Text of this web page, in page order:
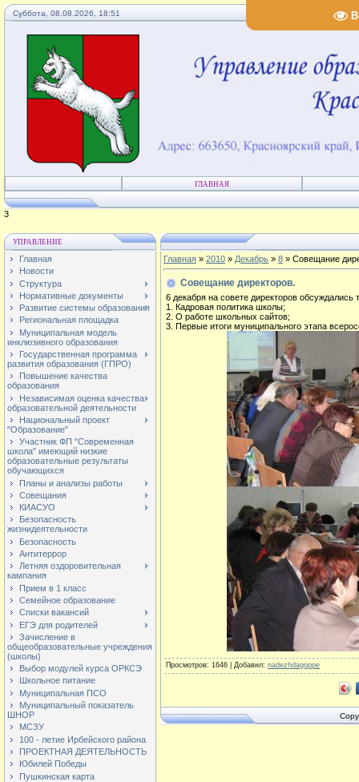
Суббота, 08.08.2026, 18:51
ГЛАВНАЯ
4
УПРАВЛЕНИЕ
Главная
Новости
Структура
Нормативные документы
Развитие системы образования
Региональная площадка
Муниципальная модель
инклюзивного образования
Государственная программа
развития образования (ГПРО)
Повышение качества
образования
Независимая оценка качества
образовательной деятельности
Национальный проект
"Образование"
Участник ФП "Современная
школа" имеющий низкие
образовательные результаты
обучающихся
Планы и анализы работы
Совещания
КИАСУО
Безопасность
жизнидеятельности
Безопасность
Антитеррор
Летняя оздоровительная
кампания
Прием в 1 класс
Семейное образование
Списки вакансий
ЕГЭ для родителей
Зачисление в
общеобразовательные учреждения
(школы)
Выбор модулей курса ОРКСЭ
Школьное питание
Муниципальная ПСО
Муниципальный показатель
ШНОР
МСЗУ
100 - летие Ирбейского района
ПРОЕКТНАЯ ДЕЯТЕЛЬНОСТЬ
Юбилей Победы
Пушкинская карта
Главная » 2010 » Декабрь » 8 » Совещание
Совещание директоров.
6 декабря на совете директоров обсуждались
1. Кадровая политика школы;
2. О работе школьных сайтов;
3. Первые итоги муниципального этапа
Просмотров: 1646 | Добавил: nadezhdagoppe